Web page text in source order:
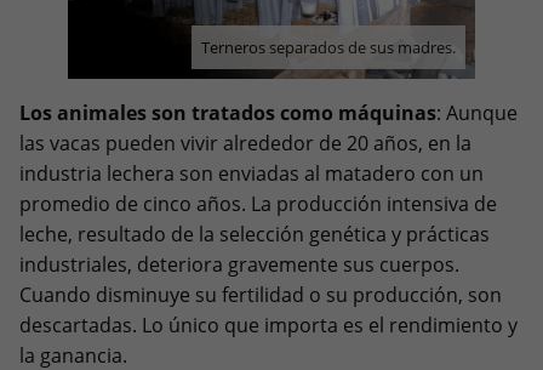
Terneros separados de sus madres.
Los animales son tratados como máquinas: Aunque
las vacas pueden vivir alrededor de 20 años, en la
industria lechera son enviadas al matadero con un
promedio de cinco años. La producción intensiva de
leche, resultado de la selección genética y prácticas
industriales, deteriora gravemente sus cuerpos.
Cuando disminuye su fertilidad o su producción, son
descartadas. Lo único que importa es el rendimiento y
la ganancia.